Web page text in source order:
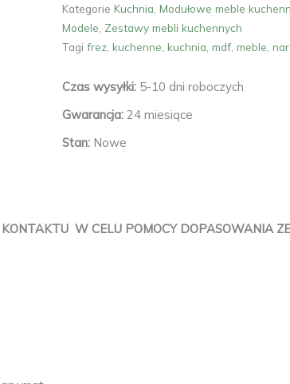
Kategorie Kuchnia Modułowe meble
Modele Zestawy mebli kuchennych
Tagi frez kuchenne kuchnia mdf meble
Czas wysyłki: 5-10 dni roboczych
Gwarancja: 24 miesiące
Stan: Nowe
W CELU POMOCY DOPASOWANIA